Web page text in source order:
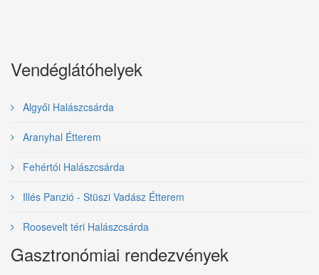
Vendéglátóhelyek
Algyői Halászcsárda
Aranyhal Étterem
Fehértói Halászcsárda
Illés Panzió - Stüszi Vadász Étterem
Roosevelt téri Halászcsárda
Gasztronómiai rendezvények